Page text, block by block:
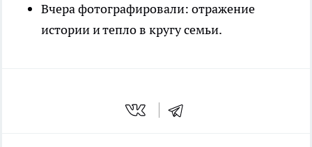
Вчера фотографировали: отражение
истории и тепло в кругу семьи.